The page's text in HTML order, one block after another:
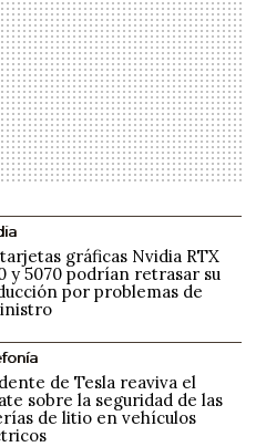
gráficas Nvidia RTX
y 5070 podrían retrasar su
por problemas de
de Tesla reaviva el
sobre la seguridad de las
de litio en vehículos